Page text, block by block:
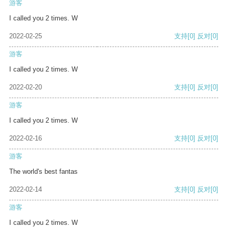
游客
I called you 2 times. W
2022-02-25 支持[0] 反对[0]
游客
I called you 2 times. W
2022-02-20 支持[0] 反对[0]
游客
I called you 2 times. W
2022-02-16 支持[0] 反对[0]
游客
The world's best fantas
2022-02-14 支持[0] 反对[0]
游客
I called you 2 times. W